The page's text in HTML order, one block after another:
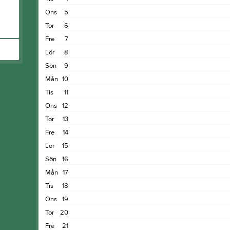
5
Ons
6
Tor
7
Fre
8
Lör
9
Sön
10
Mån
11
Tis
12
Ons
13
Tor
14
Fre
15
Lör
16
Sön
17
Mån
18
Tis
19
Ons
20
Tor
21
Fre